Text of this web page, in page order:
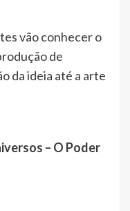
vão conhecer o
de
da ideia até a arte
– O Poder